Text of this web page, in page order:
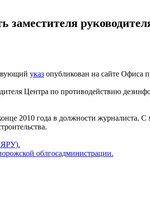
заместителя
указ опубликован на сайте Офиса
Центра по противодействию
2010 года в должности журналиста. С
облгосадминистрации.